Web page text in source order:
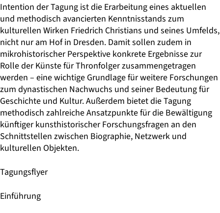
Intention der Tagung ist die Erarbeitung eines aktuellen
und methodisch avancierten Kenntnisstands zum
kulturellen Wirken Friedrich Christians und seines Umfelds,
nicht nur am Hof in Dresden. Damit sollen zudem in
mikrohistorischer Perspektive konkrete Ergebnisse zur
Rolle der Künste für Thronfolger zusammengetragen
werden – eine wichtige Grundlage für weitere Forschungen
zum dynastischen Nachwuchs und seiner Bedeutung für
Geschichte und Kultur. Außerdem bietet die Tagung
methodisch zahlreiche Ansatzpunkte für die Bewältigung
künftiger kunsthistorischer Forschungsfragen an den
Schnittstellen zwischen Biographie, Netzwerk und
kulturellen Objekten.
Tagungsflyer
Einführung